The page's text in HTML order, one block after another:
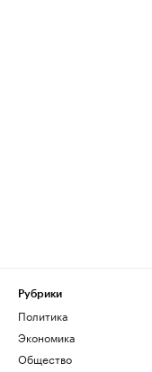
Рубрики
Политика
Экономика
Общество